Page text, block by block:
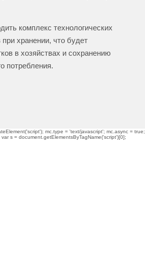
комплекс технологических
хранении, что будет
в хозяйствах и сохранению
потребления.
mc.type = 'text/javascript'; mc.async = true;
s = document.getElementsByTagName('script')[0];